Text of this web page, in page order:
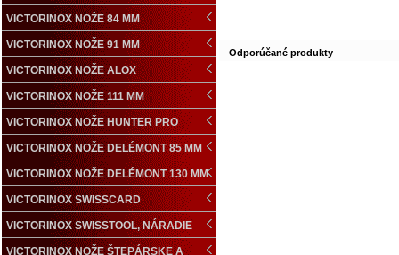
VICTORINOX NOŽE 84 MM
VICTORINOX NOŽE 91 MM
VICTORINOX NOŽE ALOX
VICTORINOX NOŽE 111 MM
VICTORINOX NOŽE HUNTER PRO
VICTORINOX NOŽE DELÉMONT 85 MM
VICTORINOX NOŽE DELÉMONT 130 MM
VICTORINOX SWISSCARD
VICTORINOX SWISSTOOL, NÁRADIE
VICTORINOX NOŽE ŠTEPÁRSKE A
Odporúčané produkty